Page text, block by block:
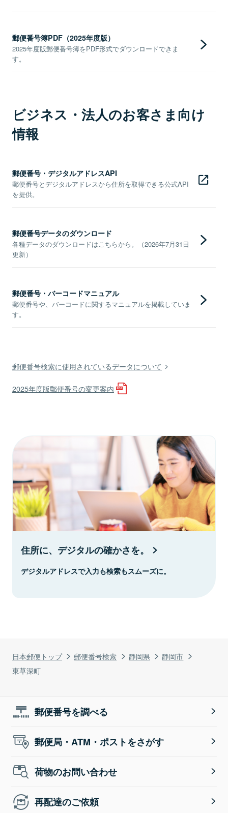
日本郵便トップ 郵便番号検索 静岡県
静岡市
東草深町
郵便番号簿PDF（2025年度版）
2025年度版郵便番号簿をPDF形式でダウンロードできま
す。
ビジネス・法人のお客さま向け
情報
郵便番号・デジタルアドレスAPI
郵便番号とデジタルアドレスから住所を取得できる公式API
を提供。
郵便番号データのダウンロード
各種データのダウンロードはこちらから。（2026年7月31日
更新）
郵便番号・バーコードマニュアル
郵便番号や、バーコードに関するマニュアルを掲載していま
す。
郵便番号検索に使用されているデータについて
2025年度版郵便番号の変更案内
住所に、デジタルの確かさを。
デジタルアドレスで入力も検索もスムーズに。
郵便番号を調べる
郵便局・ATM・ポストをさがす
荷物のお問い合わせ
再配達のご依頼